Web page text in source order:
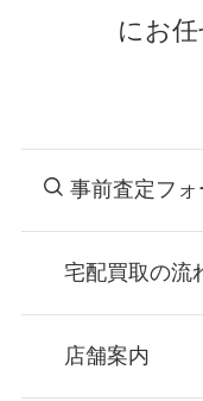
にお任
事前査定フォ
宅配買取の流
お申込
店舗案内